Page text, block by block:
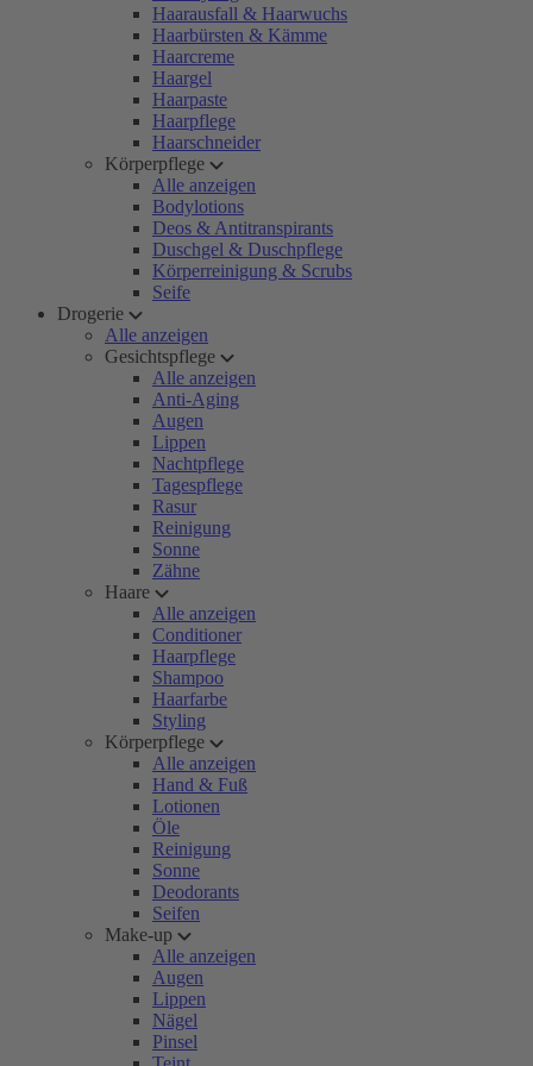
Haarausfall & Haarwuchs
Haarbürsten & Kämme
Haarcreme
Haargel
Haarpaste
Haarpflege
Haarschneider
Körperpflege
Alle anzeigen
Bodylotions
Deos & Antitranspirants
Duschgel & Duschpflege
Körperreinigung & Scrubs
Seife
Drogerie
Alle anzeigen
Gesichtspflege
Alle anzeigen
Anti-Aging
Augen
Lippen
Nachtpflege
Tagespflege
Rasur
Reinigung
Sonne
Zähne
Haare
Alle anzeigen
Conditioner
Haarpflege
Shampoo
Haarfarbe
Styling
Körperpflege
Alle anzeigen
Hand & Fuß
Lotionen
Öle
Reinigung
Sonne
Deodorants
Seifen
Make-up
Alle anzeigen
Augen
Lippen
Nägel
Pinsel